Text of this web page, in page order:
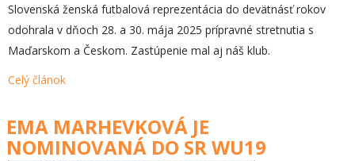
Slovenská ženská futbalová reprezentácia do devätnásť rokov
odohrala v dňoch 28. a 30. mája 2025 prípravné stretnutia s
Maďarskom a Českom. Zastúpenie mal aj náš klub.
Celý článok
EMA MARHEVKOVÁ JE
NOMINOVANÁ DO SR WU19